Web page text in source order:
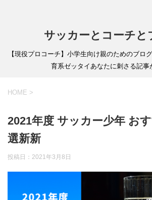
サッカーとコーチと
【現役プロコーチ】小学生向け親のためのブロ
育系ゼッタイあなたに刺さる記事
HOME >
2021年度 サッカー少年 お
選新新
投稿日： 2021年3月8日